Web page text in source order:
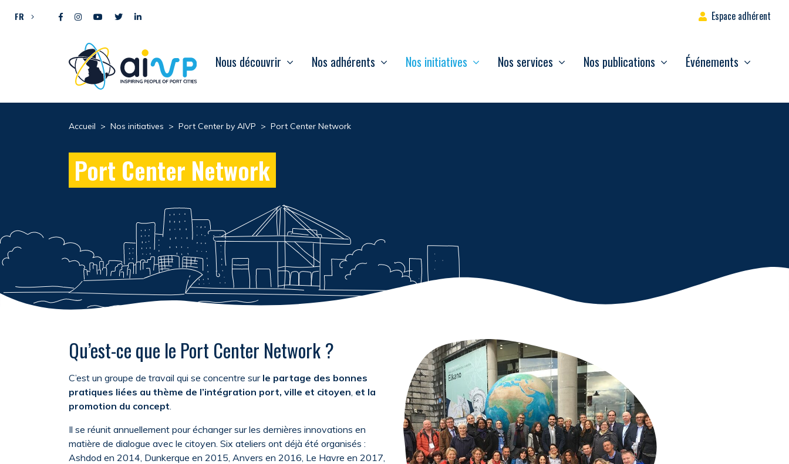
FR Espace adhérent
Nous découvrir Nos adhérents Nos initiatives Nos services Nos publications Événements
Accueil > Nos initiatives > Port Center by AIVP > Port Center Network
Port Center Network
Qu’est-ce que le Port Center Network ?
C’est un groupe de travail qui se concentre sur le partage des bonnes
pratiques liées au thème de l’intégration port, ville et citoyen et la
promotion du concept
Il se réunit annuellement pour échanger sur les dernières innovations en
matière de dialogue avec le citoyen. Six ateliers ont déjà été organisés :
Ashdod en 2014, Dunkerque en 2015, Anvers en 2016, Le Havre en 2017,